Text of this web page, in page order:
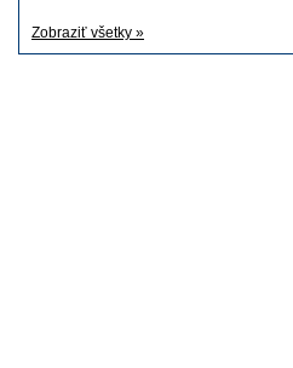
Zobraziť všetky »